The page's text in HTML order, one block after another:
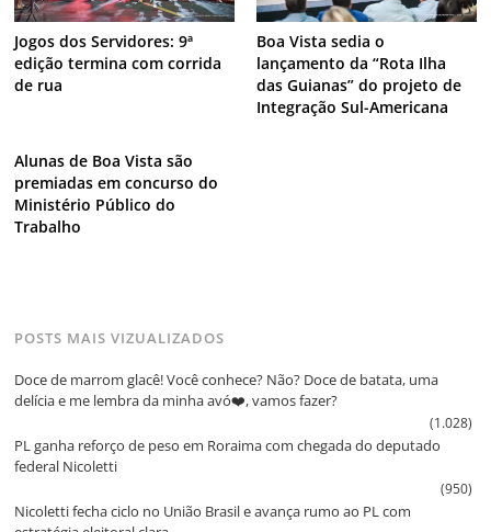
Jogos dos Servidores: 9ª
edição termina com corrida
de rua
Boa Vista sedia o
lançamento da “Rota Ilha
das Guianas” do projeto de
Integração Sul-Americana
Alunas de Boa Vista são
premiadas em concurso do
Ministério Público do
Trabalho
POSTS MAIS VIZUALIZADOS
Doce de marrom glacê! Você conhece? Não? Doce de batata, uma
delícia e me lembra da minha avó❤️, vamos fazer?
(1.028)
PL ganha reforço de peso em Roraima com chegada do deputado
federal Nicoletti
(950)
Nicoletti fecha ciclo no União Brasil e avança rumo ao PL com